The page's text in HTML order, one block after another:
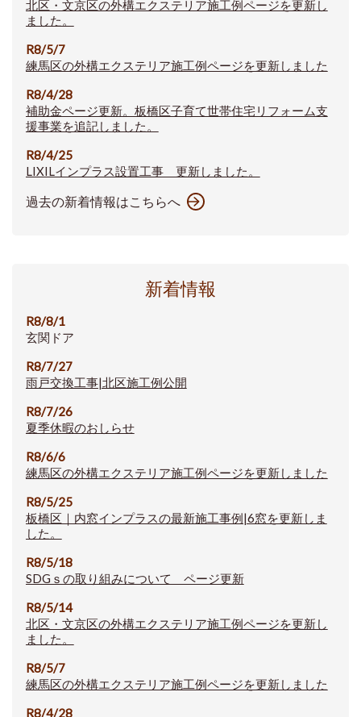
北区・文京区の外構エクステリア施工例ページを更新し
ました。
R8/5/7
練馬区の外構エクステリア施工例ページを更新しました
R8/4/28
補助金ページ更新。板橋区子育て世帯住宅リフォーム支
援事業を追記しました。
R8/4/25
LIXILインプラス設置工事 更新しました。
過去の新着情報はこちらへ
新着情報
R8/8/1
玄関ドア
R8/7/27
雨戸交換工事|北区施工例公開
R8/7/26
夏季休暇のおしらせ
R8/6/6
練馬区の外構エクステリア施工例ページを更新しました
R8/5/25
板橋区｜内窓インプラスの最新施工事例|6窓を更新しま
した。
R8/5/18
SDGｓの取り組みについて ページ更新
R8/5/14
北区・文京区の外構エクステリア施工例ページを更新し
ました。
R8/5/7
練馬区の外構エクステリア施工例ページを更新しました
R8/4/28